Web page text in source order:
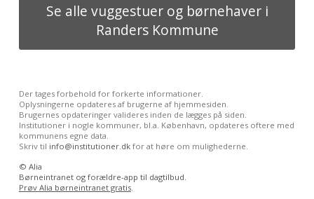
Se alle vuggestuer og børnehaver i
Randers Kommune
Der tages forbehold for forkerte informationer.
Oplysningerne opdateres af brugerne af hjemmesiden.
Brugernes opdateringer valideres inden de lægges på siden.
Institutioner i nogle kommuner, bl.a. København, opdateres oftere med
kommunens egne data.
Skriv til info@institutioner.dkfor at høre om mulighederne.
© Alia
Børneintranet og forældre-app til dagtilbud.
Prøv Alia børneintranet gratis.